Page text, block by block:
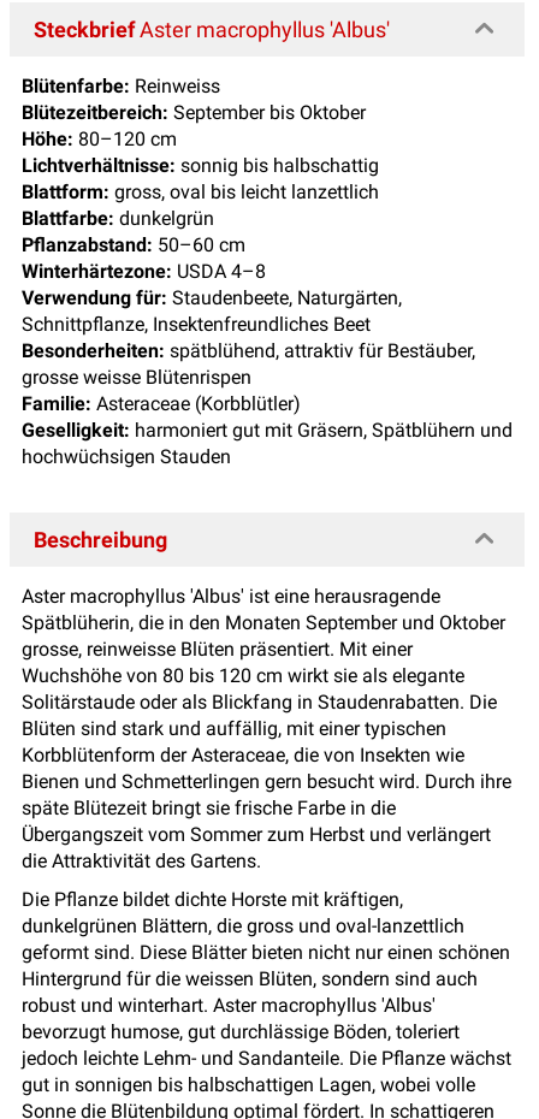
SteckbriefAster macrophyllus 'Albus'
Blütenfarbe: Reinweiss
Blütezeitbereich: September bis Oktober
Höhe: 80–120 cm
Lichtverhältnisse: sonnig bis halbschattig
Blattform: gross, oval bis leicht lanzettlich
Blattfarbe: dunkelgrün
Pflanzabstand: 50–60 cm
Winterhärtezone: USDA 4–8
Verwendung für: Staudenbeete, Naturgärten,
Schnittpflanze, Insektenfreundliches Beet
Besonderheiten: spätblühend, attraktiv für Bestäuber,
grosse weisse Blütenrispen
Familie: Asteraceae (Korbblütler)
Geselligkeit: harmoniert gut mit Gräsern, Spätblühern und
hochwüchsigen Stauden
Beschreibung
Aster macrophyllus 'Albus' ist eine herausragende
Spätblüherin, die in den Monaten September und Oktober
grosse, reinweisse Blüten präsentiert. Mit einer
Wuchshöhe von 80 bis 120 cm wirkt sie als elegante
Solitärstaude oder als Blickfang in Staudenrabatten. Die
Blüten sind stark und auffällig, mit einer typischen
Korbblütenform der Asteraceae, die von Insekten wie
Bienen und Schmetterlingen gern besucht wird. Durch ihre
späte Blütezeit bringt sie frische Farbe in die
Übergangszeit vom Sommer zum Herbst und verlängert
die Attraktivität des Gartens.
Die Pflanze bildet dichte Horste mit kräftigen,
dunkelgrünen Blättern, die gross und oval-lanzettlich
geformt sind. Diese Blätter bieten nicht nur einen schönen
Hintergrund für die weissen Blüten, sondern sind auch
robust und winterhart. Aster macrophyllus 'Albus'
bevorzugt humose, gut durchlässige Böden, toleriert
jedoch leichte Lehm- und Sandanteile. Die Pflanze wächst
gut in sonnigen bis halbschattigen Lagen, wobei volle
Sonne die Blütenbildung optimal fördert. In schattigeren